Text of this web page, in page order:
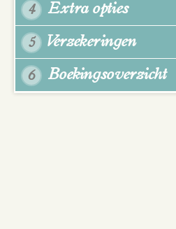
4 Extra opties
5 Verzekeringen
6 Boekingsoverzicht